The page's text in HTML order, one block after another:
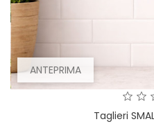
ANTEPRIMA
Taglieri